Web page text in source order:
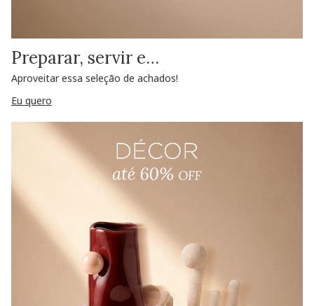
Preparar, servir e…
Aproveitar essa seleção de achados!
Eu quero